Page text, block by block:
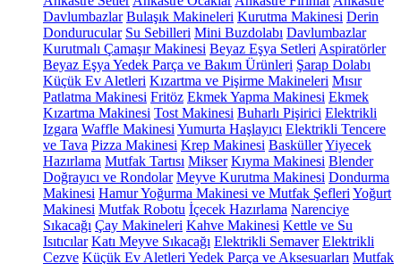
Davlumbazlar Bulaşık Makineleri Kurutma Makinesi Derin
Dondurucular Su Sebilleri Mini Buzdolabı Davlumbazlar
Kurutmalı Çamaşır Makinesi Beyaz Eşya Setleri Aspiratörler
Beyaz Eşya Yedek Parça ve Bakım Ürünleri Şarap Dolabı
Küçük Ev Aletleri Kızartma ve Pişirme Makineleri Mısır
Patlatma Makinesi Fritöz Ekmek Yapma Makinesi Ekmek
Kızartma Makinesi Tost Makinesi Buharlı Pişirici Elektrikli
Izgara Waffle Makinesi Yumurta Haşlayıcı Elektrikli Tencere
ve Tava Pizza Makinesi Krep Makinesi BasküllerYiyecek
Hazırlama Mutfak Tartısı Mikser Kıyma Makinesi Blender
Doğrayıcı ve Rondolar Meyve Kurutma Makinesi Dondurma
Makinesi Hamur Yoğurma Makinesi ve Mutfak Şefleri Yoğurt
Makinesi Mutfak Robotu İçecek Hazırlama Narenciye
Sıkacağı Çay Makineleri Kahve Makinesi Kettle ve Su
Isıtıcılar Katı Meyve Sıkacağı Elektrikli Semaver Elektrikli
Cezve Küçük Ev Aletleri Yedek Parça ve Aksesuarları Mutfak